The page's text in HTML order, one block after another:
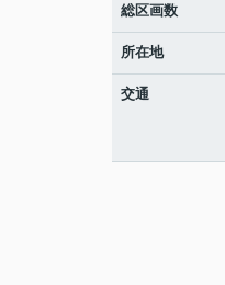
総区画数
所在地
交通